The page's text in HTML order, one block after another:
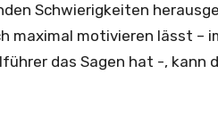
Schwierigkeiten
maximal motivieren lässt –
das Sagen hat -, kann